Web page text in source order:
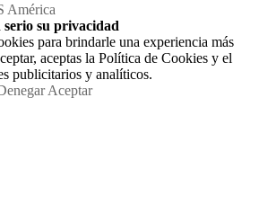
América
serio su privacidad
para brindarle una experiencia más
aceptas la Política de Cookies y el
publicitarios y analíticos.
Aceptar